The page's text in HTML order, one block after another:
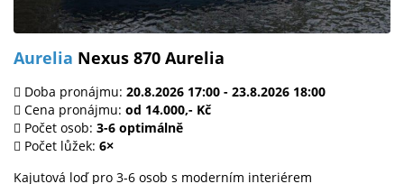
Aurelia Nexus 870 Aurelia
Doba pronájmu: 20.8.2026 17:00 - 23.8.2026 18:00
Cena pronájmu: od 14.000,- Kč
Počet osob: 3-6 optimálně
Počet lůžek: 6×
Kajutová loď pro 3-6 osob s moderním interiérem